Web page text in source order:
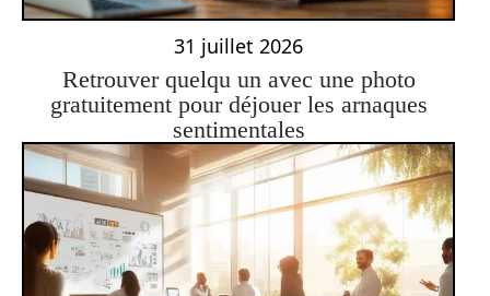
31 juillet 2026
Retrouver quelqu un avec une photo
gratuitement pour déjouer les arnaques
sentimentales